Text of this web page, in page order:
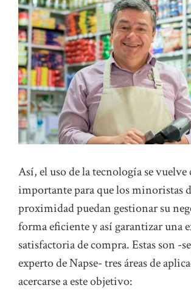
Así, el uso de la tecnología se vuelve
importante para que los minoristas
proximidad puedan gestionar su
forma eficiente y así garantizar una
satisfactoria de compra. Estas son -
experto de Napse- tres áreas de
acercarse a este objetivo: